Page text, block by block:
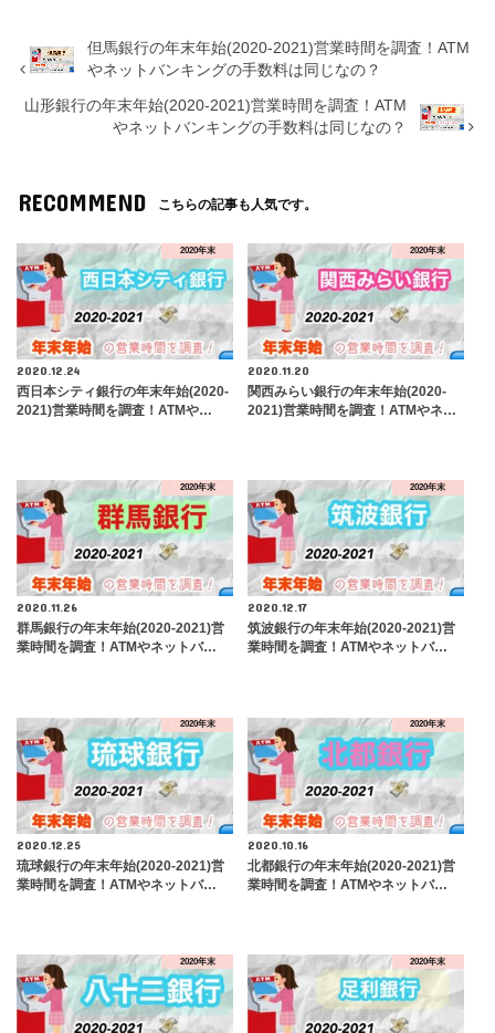
但馬銀行の年末年始(2020-2021)営業時間を調査！ATM
やネットバンキングの手数料は同じなの？
山形銀行の年末年始(2020-2021)営業時間を調査！ATM
やネットバンキングの手数料は同じなの？
RECOMMEND こちらの記事も人気です。
2020年末
2020.12.24
西日本シティ銀行の年末年始(2020-
2021)営業時間を調査！ATMや…
2020年末
2020.11.20
関西みらい銀行の年末年始(2020-
2021)営業時間を調査！ATMやネ…
2020年末
2020.11.26
群馬銀行の年末年始(2020-2021)営
業時間を調査！ATMやネットバ…
2020年末
2020.12.17
筑波銀行の年末年始(2020-2021)営
業時間を調査！ATMやネットバ…
2020年末
2020.12.25
琉球銀行の年末年始(2020-2021)営
業時間を調査！ATMやネットバ…
2020年末
2020.10.16
北都銀行の年末年始(2020-2021)営
業時間を調査！ATMやネットバ…
2020年末 2020年末